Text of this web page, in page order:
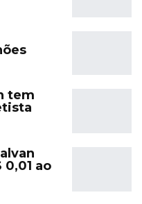
tem
0,01 ao